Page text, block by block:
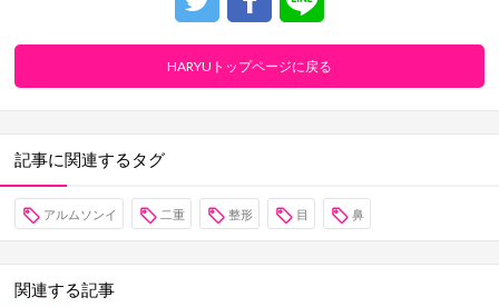
HARYUトップページに戻る
記事に関連するタグ
アルムソンイ 二重 整形 目 鼻
関連する記事